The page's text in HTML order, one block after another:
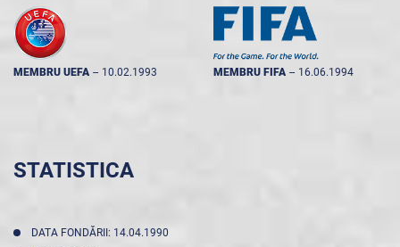
MEMBRU UEFA -- 10.02.1993 MEMBRU FIFA -- 16.06.1994
STATISTICA
DATA FONDĂRII: 14.04.1990